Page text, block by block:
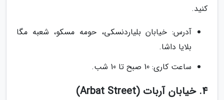
کنید.
آدرس: خیابان بلیاردنسکی، حومه مسکو، شعبه مگا
بلایا داشا.
ساعت کاری: 10 صبح تا 10 شب.
4. خیابان آربات (Arbat Street)